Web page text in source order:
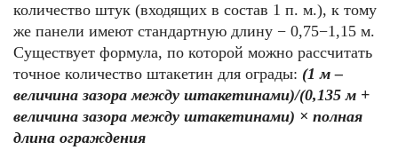
количество штук (входящих в состав 1 п. м.), к тому
же панели имеют стандартную длину − 0,75−1,15 м.
Существует формула, по которой можно рассчитать
точное количество штакетин для ограды: (1 м –
величина зазора между штакетинами)/(0,135 м +
величина зазора между штакетинами) × полная
длина ограждения